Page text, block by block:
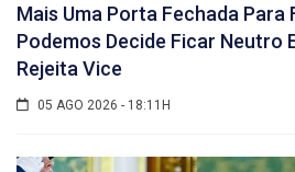
Mais Uma Porta Fechada Para
Podemos Decide Ficar Neutro
Rejeita Vice
05 AGO 2026 - 18:11H